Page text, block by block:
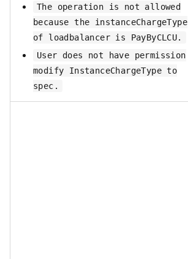
The operation is not allowed
because the instanceChargeType
of loadbalancer is PayByCLCU.
User does not have permission
modify InstanceChargeType to
spec.